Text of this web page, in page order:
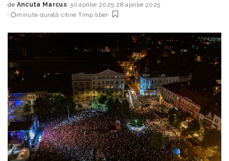
Posted
by
de Ancuta Marcus 30 aprilie 2025 28 aprilie 2025
minute durată citire Timp liber